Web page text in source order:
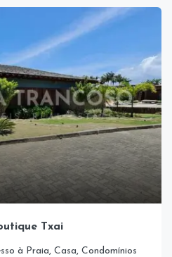
Txai
à Praia, Casa, Condomínios